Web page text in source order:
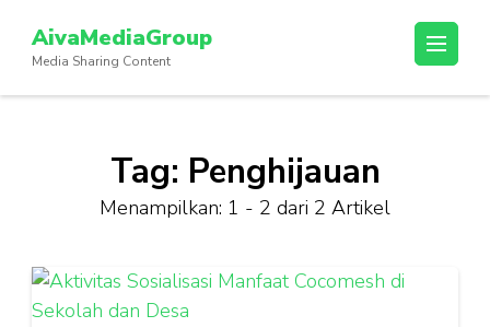
konten
(Tekan
AivaMediaGroup
Media Sharing Content
Tag: Penghijauan
Menampilkan: 1 - 2 dari 2 Artikel